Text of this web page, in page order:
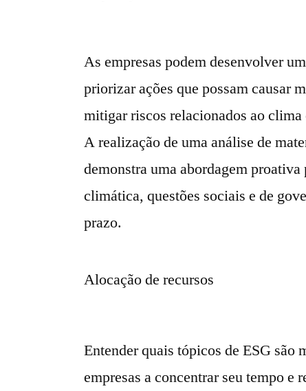
As empresas podem desenvolver
priorizar ações que possam causar
mitigar riscos relacionados ao
A realização de uma análise de
demonstra uma abordagem proativa
climática, questões sociais e de
prazo.
Alocação de recursos
Entender quais tópicos de ESG são
empresas a concentrar seu tempo e